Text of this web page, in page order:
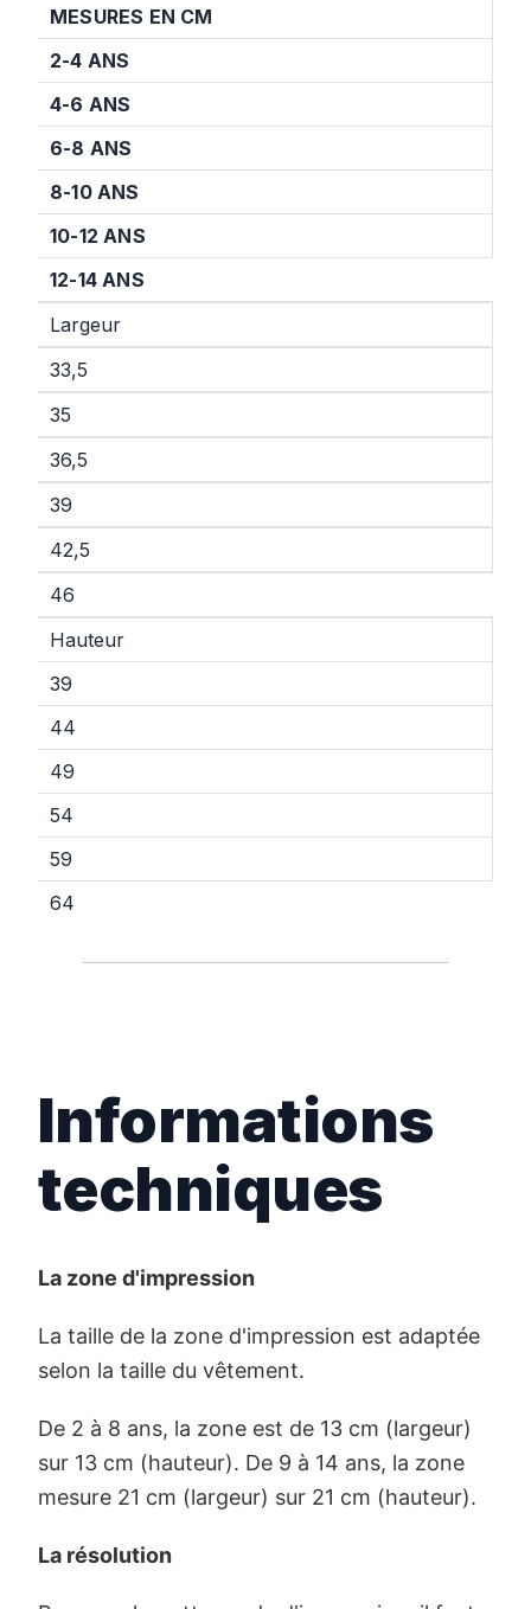
MESURES EN CM
2-4 ANS
4-6 ANS
6-8 ANS
8-10 ANS
10-12 ANS
12-14 ANS
Largeur
33,5
35
36,5
39
42,5
46
Hauteur
39
44
49
54
59
64
Informations
techniques
La zone d'impression
La taille de la zone d'impression est adaptée
selon la taille du vêtement.
De 2 à 8 ans, la zone est de 13 cm (largeur)
sur 13 cm (hauteur). De 9 à 14 ans, la zone
mesure 21 cm (largeur) sur 21 cm (hauteur).
La résolution